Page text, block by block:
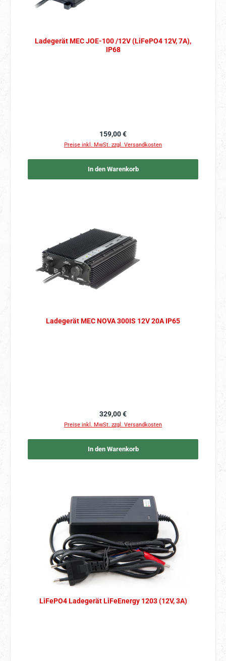
Ladegerät MEC JOE-100 /12V (LiFePO4 12V, 7A),
IP68
Regulärer Preis:
159,00 €
Preise inkl. MwSt. zzgl. Versandkosten
In den Warenkorb
Ladegerät MEC NOVA 300IS 12V 20A IP65
Regulärer Preis:
329,00 €
Preise inkl. MwSt. zzgl. Versandkosten
In den Warenkorb
LiFePO4 Ladegerät LiFeEnergy 1203 (12V, 3A)